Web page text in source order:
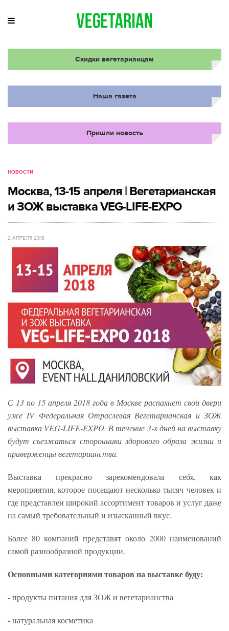
Скидки вегетарианцам
Наша газета
Пришли новость
НОВОСТИ
Москва, 13-15 апреля | Вегетарианская
и ЗОЖ выставка VEG-LIFE-EXPO
2 АПРЕЛЯ 2018
С 13 по 15 апреля 2018 года в Москве распахнет свои двери
уже IV Федеральная Отраслевая Вегетарианская и ЗОЖ
выставка VEG-LIFE-EXPO. В течение 3-х дней на выставку
будут съезжаться сторонники здорового образа жизни и
приверженцы вегетарианства.
Выставка прекрасно зарекомендовала себя, как
мероприятия, которое посещают несколько тысяч человек и
где представлен широкий ассортимент товаров и услуг даже
на самый требовательный и изысканный вкус.
Более 80 компаний представят около 2000 наименований
самой разнообразной продукции.
Основными категориями товаров на выставке буду:
- продукты питания для ЗОЖ и вегетарианства
- натуральная косметика